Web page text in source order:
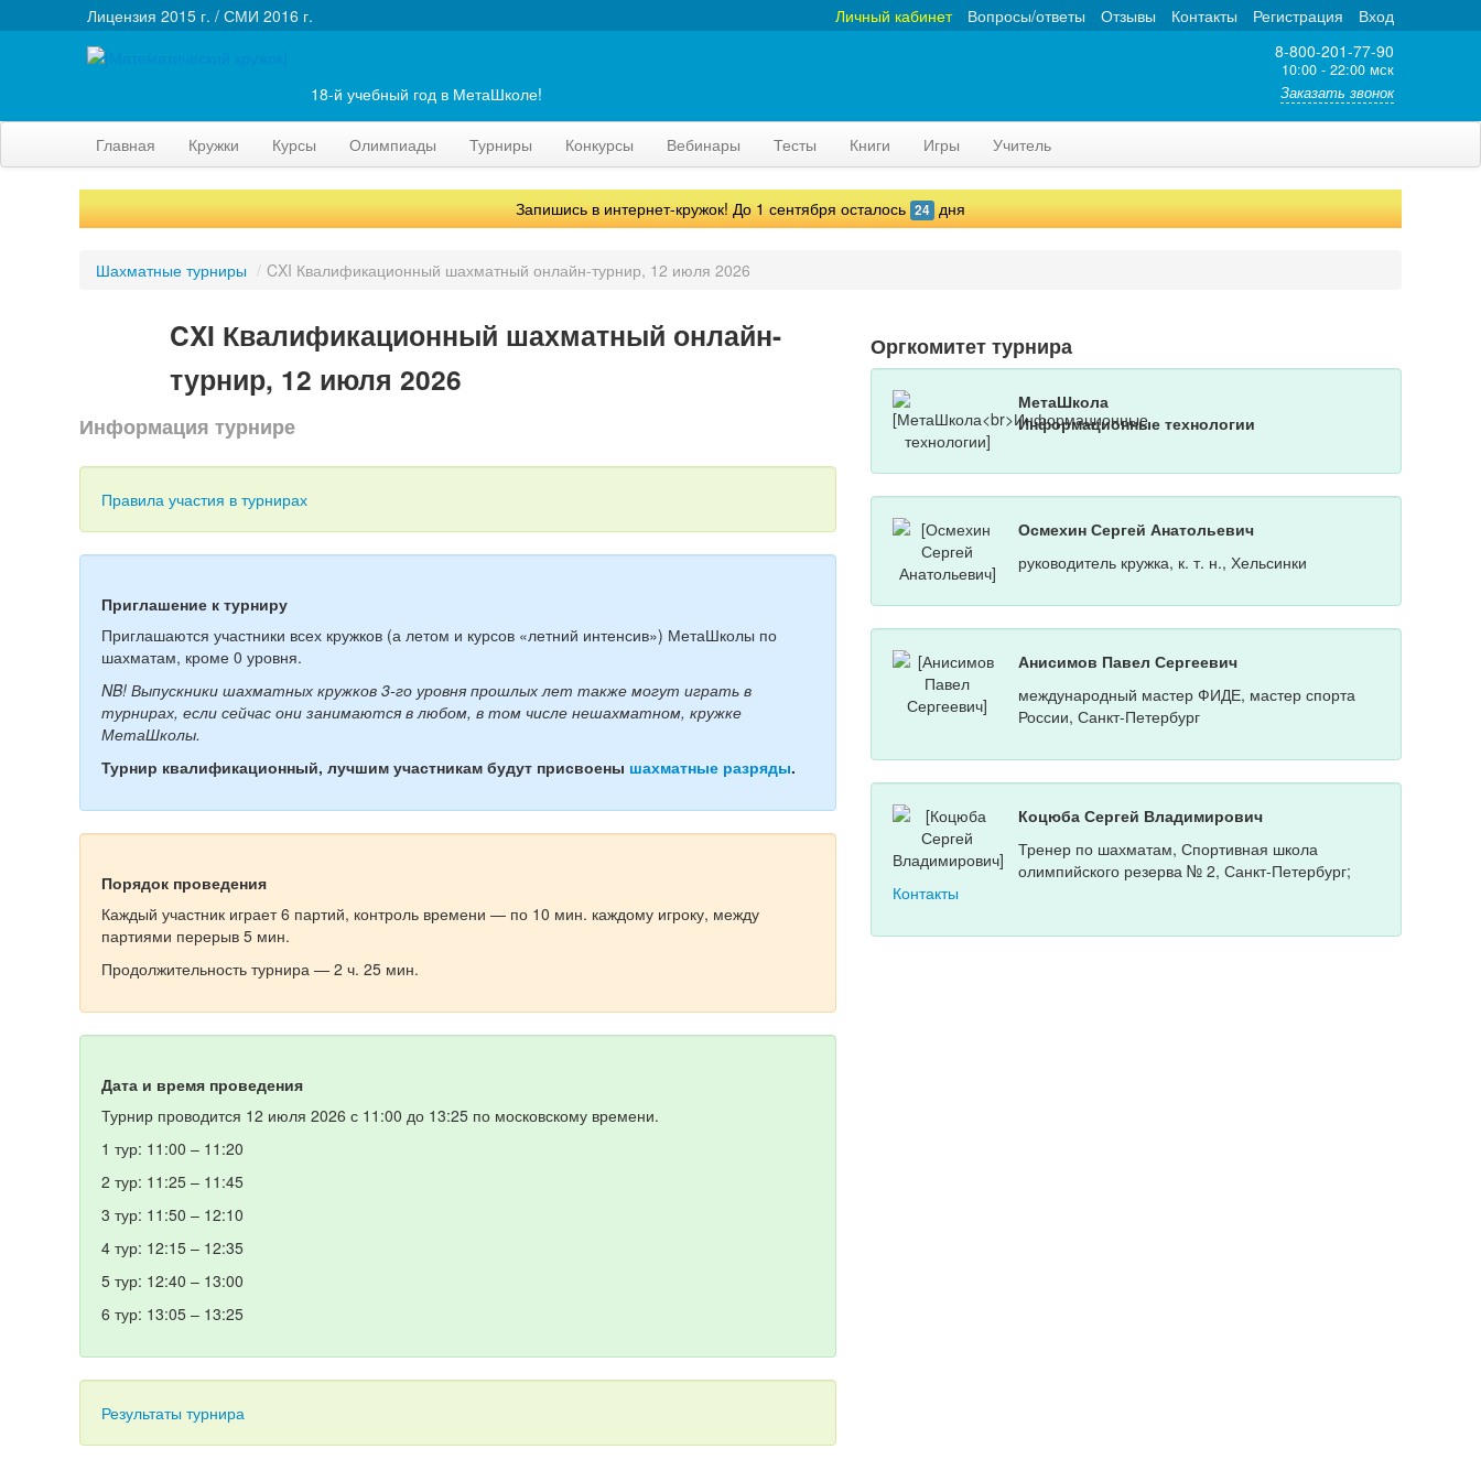
Лицензия 2015 г. / СМИ 2016 г. Вход
Регистрация
Контакты
Отзывы
Вопросы/ответы
Личный кабинет
8-800-201-77-90
10:00 - 22:00 мск
Заказать звонок
18-й учебный год в МетаШколе!
Главная Кружки Курсы Олимпиады Турниры Конкурсы Вебинары Тесты Книги Игры Учитель
Запишись в интернет-кружок! До 1 сентября осталось 24 дня
Шахматные турниры / CXI Квалификационный шахматный онлайн-турнир, 12 июля 2026
CXI Квалификационный шахматный онлайн-
турнир, 12 июля 2026
Информация турнире
Правила участия в турнирах
Приглашение к турниру
Приглашаются участники всех кружков (а летом и курсов «летний интенсив») МетаШколы по
шахматам, кроме 0 уровня.
NB! Выпускники шахматных кружков 3-го уровня прошлых лет также могут играть в
турнирах, если сейчас они занимаются в любом, в том числе нешахматном, кружке
МетаШколы.
Турнир квалификационный, лучшим участникам будут присвоены шахматные разряды.
Порядок проведения
Каждый участник играет 6 партий, контроль времени — по 10 мин. каждому игроку, между
партиями перерыв 5 мин.
Продолжительность турнира — 2 ч. 25 мин.
Дата и время проведения
Турнир проводится 12 июля 2026 с 11:00 до 13:25 по московскому времени.
1 тур: 11:00 – 11:20
2 тур: 11:25 – 11:45
3 тур: 11:50 – 12:10
4 тур: 12:15 – 12:35
5 тур: 12:40 – 13:00
6 тур: 13:05 – 13:25
Результаты турнира
Оргкомитет турнира
МетаШкола
Информационные технологии
Осмехин Сергей Анатольевич
руководитель кружка, к. т. н., Хельсинки
Анисимов Павел Сергеевич
международный мастер ФИДЕ, мастер спорта
России, Санкт-Петербург
Коцюба Сергей Владимирович
Тренер по шахматам, Спортивная школа
олимпийского резерва № 2, Санкт-Петербург;
Контакты